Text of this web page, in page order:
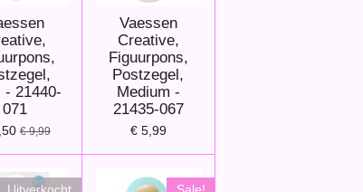
- 21440-
071
€ 9,99
Vaessen
Creative,
Figuurpons,
Postzegel,
Medium -
21435-067
€ 5,99